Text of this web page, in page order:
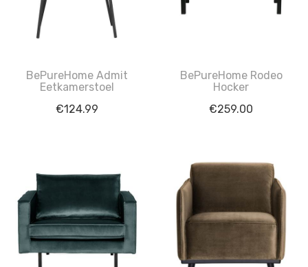
BePureHome Admit
Eetkamerstoel
€124.99
BePureHome Rodeo
Hocker
€259.00